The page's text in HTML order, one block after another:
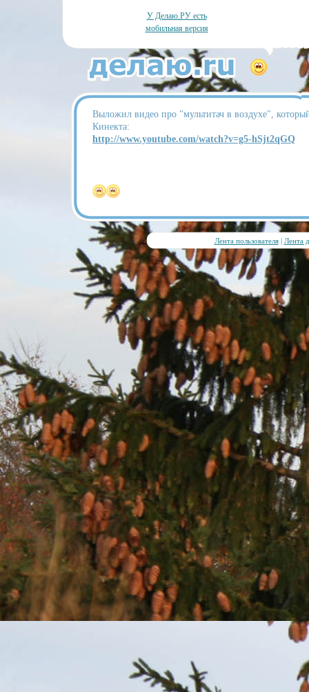
У Делаю.РУ есть
мобильная версия
Выложил видео про "мультитач в воздухе",
Кинекта:
http://www.youtube.com/watch?v=g5-hSjt2qGQ
Лента пользователя| Лента